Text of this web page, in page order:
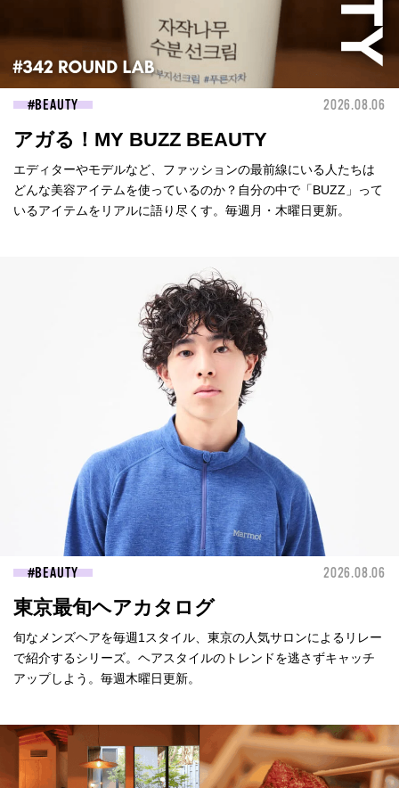
BEAUTY 2026.08.06
アガる！MY BUZZ BEAUTY
エディターやモデルなど、ファッションの最前線にいる人たちは
どんな美容アイテムを使っているのか？自分の中で「BUZZ」って
いるアイテムをリアルに語り尽くす。毎週月・木曜日更新。
BEAUTY 2026.08.06
東京最旬ヘアカタログ
旬なメンズヘアを毎週1スタイル、東京の人気サロンによるリレー
で紹介するシリーズ。ヘアスタイルのトレンドを逃さずキャッチ
アップしよう。毎週木曜日更新。